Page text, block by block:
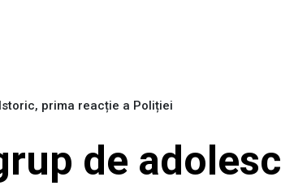
prima reacție a Poliției
de